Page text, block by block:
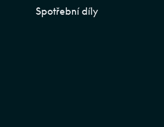
Spotřební díly